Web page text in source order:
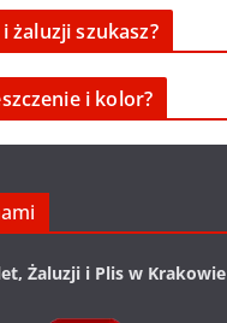
żaluzji szukasz?
i kolor?
Żaluzji i Plis w Krakowie